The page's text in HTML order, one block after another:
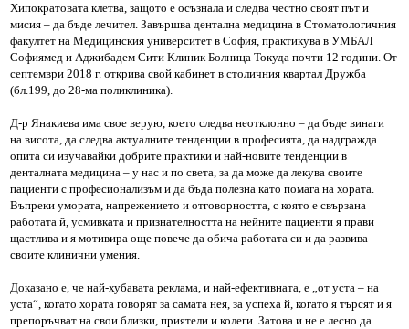
Хипократовата клетва, защото е осъзнала и следва честно своят път и
мисия – да бъде лечител. Завършва дентална медицина в Стоматологичния
факултет на Медицинския университет в София, практикува в УМБАЛ
Софиямед и Аджибадем Сити Клиник Болница Токуда почти 12 години. От
септември 2018 г. открива свой кабинет в столичния квартал Дружба
(бл.199, до 28-ма поликлиника).
Д-р Янакиева има свое верую, което следва неотклонно – да бъде винаги
на висота, да следва актуалните тенденции в професията, да надгражда
опита си изучавайки добрите практики и най-новите тенденции в
денталната медицина – у нас и по света, за да може да лекува своите
пациенти с професионализъм и да бъда полезна като помага на хората.
Въпреки умората, напрежението и отговорността, с която е свързана
работата й, усмивката и признателността на нейните пациенти я прави
щастлива и я мотивира още повече да обича работата си и да развива
своите клинични умения.
Доказано е, че най-хубавата реклама, и най-ефективната, е „от уста – на
уста“, когато хората говорят за самата нея, за успеха й, когато я търсят и я
препоръчват на свои близки, приятели и колеги. Затова и не е лесно да